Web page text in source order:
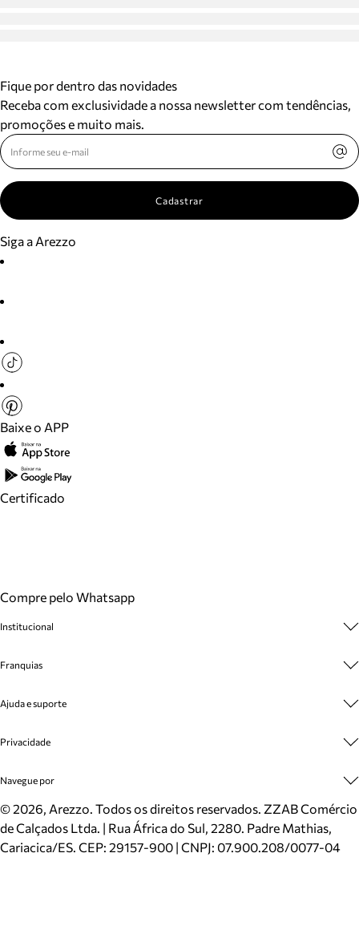
Fique por dentro das novidades
Receba com exclusividade a nossa newsletter com tendências,
promoções e muito mais.
Cadastrar
Siga a Arezzo
Baixe o APP
Certificado
Compre pelo Whatsapp
Institucional
Cashback
Venda Corporativa
Mapa do Site
Inverno
Mundo Arezzo
Franquias
Plano de Negócio
Ajuda e suporte
Cadastro
Meus Pedidos
Trocas e Devoluções
Cartão Presente
Localizador de lojas
Privacidade
Politica e Privacidade
Navegue por
Sapatos
Bolsas
Scarpins
©2026, Arezzo. Todos os direitos reservados. ZZAB Comércio
de Calçados Ltda. | Rua África do Sul, 2280. Padre Mathias,
Cariacica/ES. CEP: 29157-900 | CNPJ: 07.900.208/0077-04